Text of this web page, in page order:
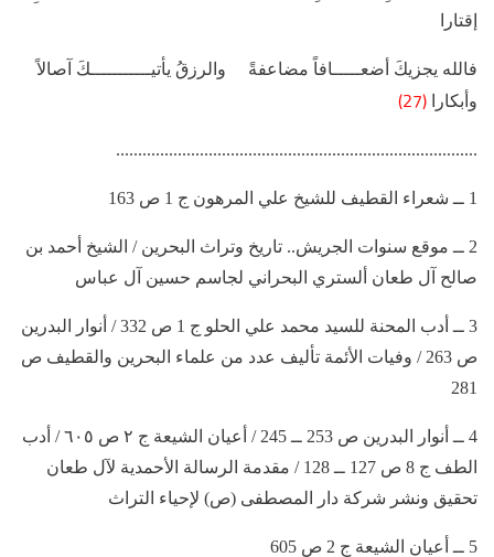
إقتارا
فالله يجزيكَ أضعـــــافاً مضاعفةً والرزقُ يأتيـــــــــــكَ آصالاً
وأبكارا
(27)
..................................................................................
1 ــ شعراء القطيف للشيخ علي المرهون ج 1 ص 163
2 ــ موقع سنوات الجريش.. تاريخ وتراث البحرين / الشيخ أحمد بن
صالح آل طعان ألستري البحراني لجاسم حسين آل عباس
3 ــ أدب المحنة للسيد محمد علي الحلو ج 1 ص 332 / أنوار البدرين
ص 263 / وفيات الأئمة تأليف عدد من علماء البحرين والقطيف ص
281
4 ــ أنوار البدرين ص 253 ــ 245 / أعيان الشيعة ج ٢ ص ٦٠٥ / أدب
الطف ج 8 ص 127 ــ 128 / مقدمة الرسالة الأحمدية لآل طعان
تحقيق ونشر شركة دار المصطفى (ص) لإحياء التراث
5 ــ أعيان الشيعة ج 2 ص 605